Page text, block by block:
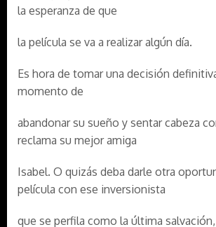
la esperanza de que
la película se va a realizar algún día.
Es hora de tomar una decisión
momento de
abandonar su sueño y sentar cabeza
reclama su mejor amiga
Isabel. O quizás deba darle otra
película con ese inversionista
que se perfila como la última